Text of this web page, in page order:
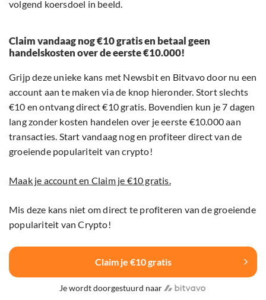
volgend koersdoel in beeld.
Claim vandaag nog €10 gratis en betaal geen
handelskosten over de eerste €10.000!
Grijp deze unieke kans met Newsbit en Bitvavo door nu een
account aan te maken via de knop hieronder. Stort slechts
€10 en ontvang direct €10 gratis. Bovendien kun je 7 dagen
lang zonder kosten handelen over je eerste €10.000 aan
transacties. Start vandaag nog en profiteer direct van de
groeiende populariteit van crypto!
Maak je account en Claim je €10 gratis.
Mis deze kans niet om direct te profiteren van de groeiende
populariteit van Crypto!
Claim je €10 gratis
Je wordt doorgestuurd naar